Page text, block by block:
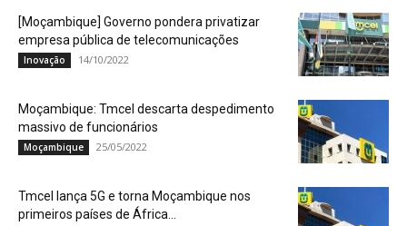
[Moçambique] Governo pondera privatizar
empresa pública de telecomunicações
Inovação 14/10/2022
Moçambique: Tmcel descarta despedimento
massivo de funcionários
Moçambique 25/05/2022
Tmcel lança 5G e torna Moçambique nos
primeiros países de África...